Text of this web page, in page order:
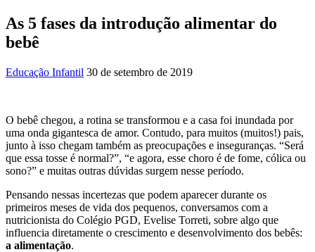
As 5 fases da introdução alimentar do
bebê
Educação Infantil 30 de setembro de 2019
O bebê chegou, a rotina se transformou e a casa foi inundada por
uma onda gigantesca de amor. Contudo, para muitos (muitos!) pais,
junto à isso chegam também as preocupações e inseguranças. “Será
que essa tosse é normal?”, “e agora, esse choro é de fome, cólica ou
sono?” e muitas outras dúvidas surgem nesse período.
Pensando nessas incertezas que podem aparecer durante os
primeiros meses de vida dos pequenos, conversamos com a
nutricionista do Colégio PGD, Evelise Torreti, sobre algo que
influencia diretamente o crescimento e desenvolvimento dos bebês:
a alimentação.